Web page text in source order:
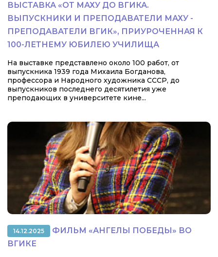
ВЫСТАВКА «ОТ МАХУ ДО ВГИКА.
ВЫПУСКНИКИ И ПРЕПОДАВАТЕЛИ МАХУ -
ПРЕПОДАВАТЕЛИ ВГИК», ПРИУРОЧЕННАЯ К
100-ЛЕТНЕМУ ЮБИЛЕЮ УЧИЛИЩА
На выставке представлено около 100 работ, от
выпускника 1939 года Михаила Богданова,
профессора и Народного художника СССР, до
выпускников последнего десятилетия уже
преподающих в университете кине...
14.12.2025
ФИЛЬМ «АНГЕЛЫ ПОБЕДЫ» ВО
ВГИКЕ